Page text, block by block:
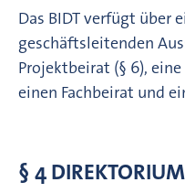
Das BIDT verfügt über
geschäftsleitenden
Projektbeirat (§ 6),
einen Fachbeirat und
§ 4 DIREKTORIUM